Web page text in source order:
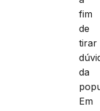
fim
de
tirar
da
Em